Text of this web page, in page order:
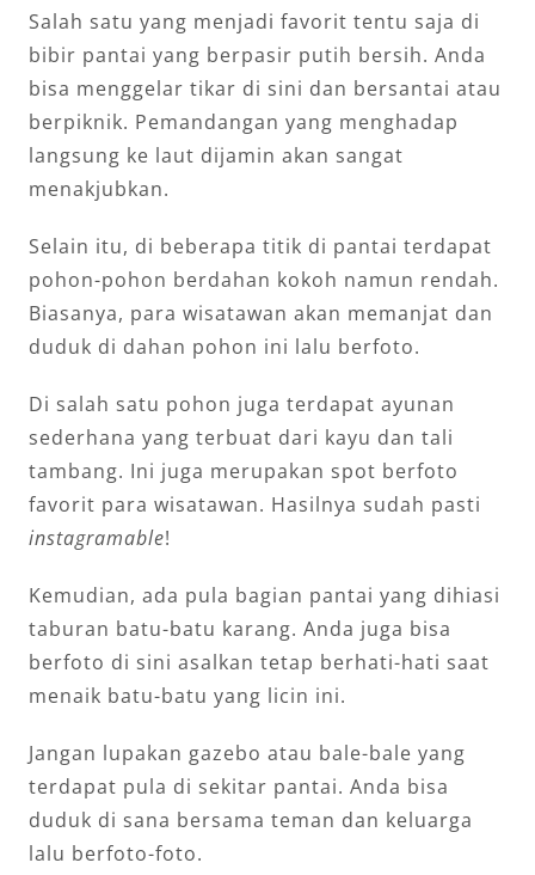
Salah satu yang menjadi favorit tentu saja di
bibir pantai yang berpasir putih bersih. Anda
bisa menggelar tikar di sini dan bersantai atau
berpiknik. Pemandangan yang menghadap
langsung ke laut dijamin akan sangat
menakjubkan.
Selain itu, di beberapa titik di pantai terdapat
pohon-pohon berdahan kokoh namun rendah.
Biasanya, para wisatawan akan memanjat dan
duduk di dahan pohon ini lalu berfoto.
Di salah satu pohon juga terdapat ayunan
sederhana yang terbuat dari kayu dan tali
tambang. Ini juga merupakan spot berfoto
favorit para wisatawan. Hasilnya sudah pasti
instagramable!
Kemudian, ada pula bagian pantai yang dihiasi
taburan batu-batu karang. Anda juga bisa
berfoto di sini asalkan tetap berhati-hati saat
menaik batu-batu yang licin ini.
Jangan lupakan gazebo atau bale-bale yang
terdapat pula di sekitar pantai. Anda bisa
duduk di sana bersama teman dan keluarga
lalu berfoto-foto.